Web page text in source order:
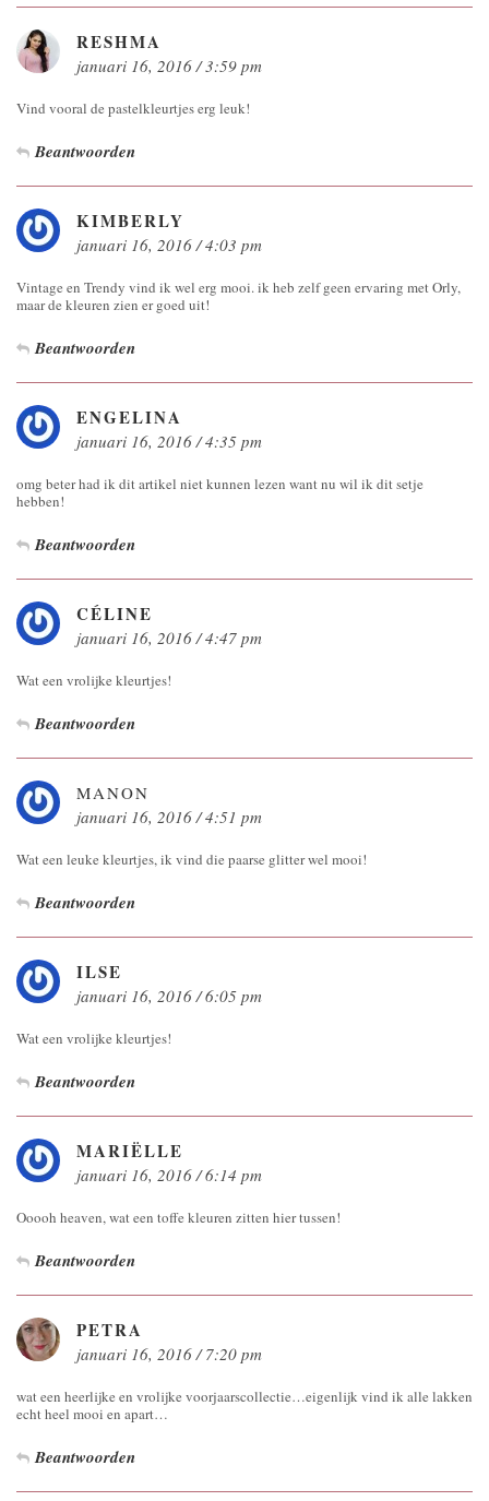
RESHMA
januari 16, 2016 / 3:59 pm
Vind vooral de pastelkleurtjes erg leuk!
Beantwoorden
KIMBERLY
januari 16, 2016 / 4:03 pm
Vintage en Trendy vind ik wel erg mooi. ik heb zelf geen ervaring met Orly,
maar de kleuren zien er goed uit!
Beantwoorden
ENGELINA
januari 16, 2016 / 4:35 pm
omg beter had ik dit artikel niet kunnen lezen want nu wil ik dit setje
hebben!
Beantwoorden
CÉLINE
januari 16, 2016 / 4:47 pm
Wat een vrolijke kleurtjes!
Beantwoorden
MANON
januari 16, 2016 / 4:51 pm
Wat een leuke kleurtjes, ik vind die paarse glitter wel mooi!
Beantwoorden
ILSE
januari 16, 2016 / 6:05 pm
Wat een vrolijke kleurtjes!
Beantwoorden
MARIËLLE
januari 16, 2016 / 6:14 pm
Ooooh heaven, wat een toffe kleuren zitten hier tussen!
Beantwoorden
PETRA
januari 16, 2016 / 7:20 pm
wat een heerlijke en vrolijke voorjaarscollectie…eigenlijk vind ik alle lakken
echt heel mooi en apart…
Beantwoorden